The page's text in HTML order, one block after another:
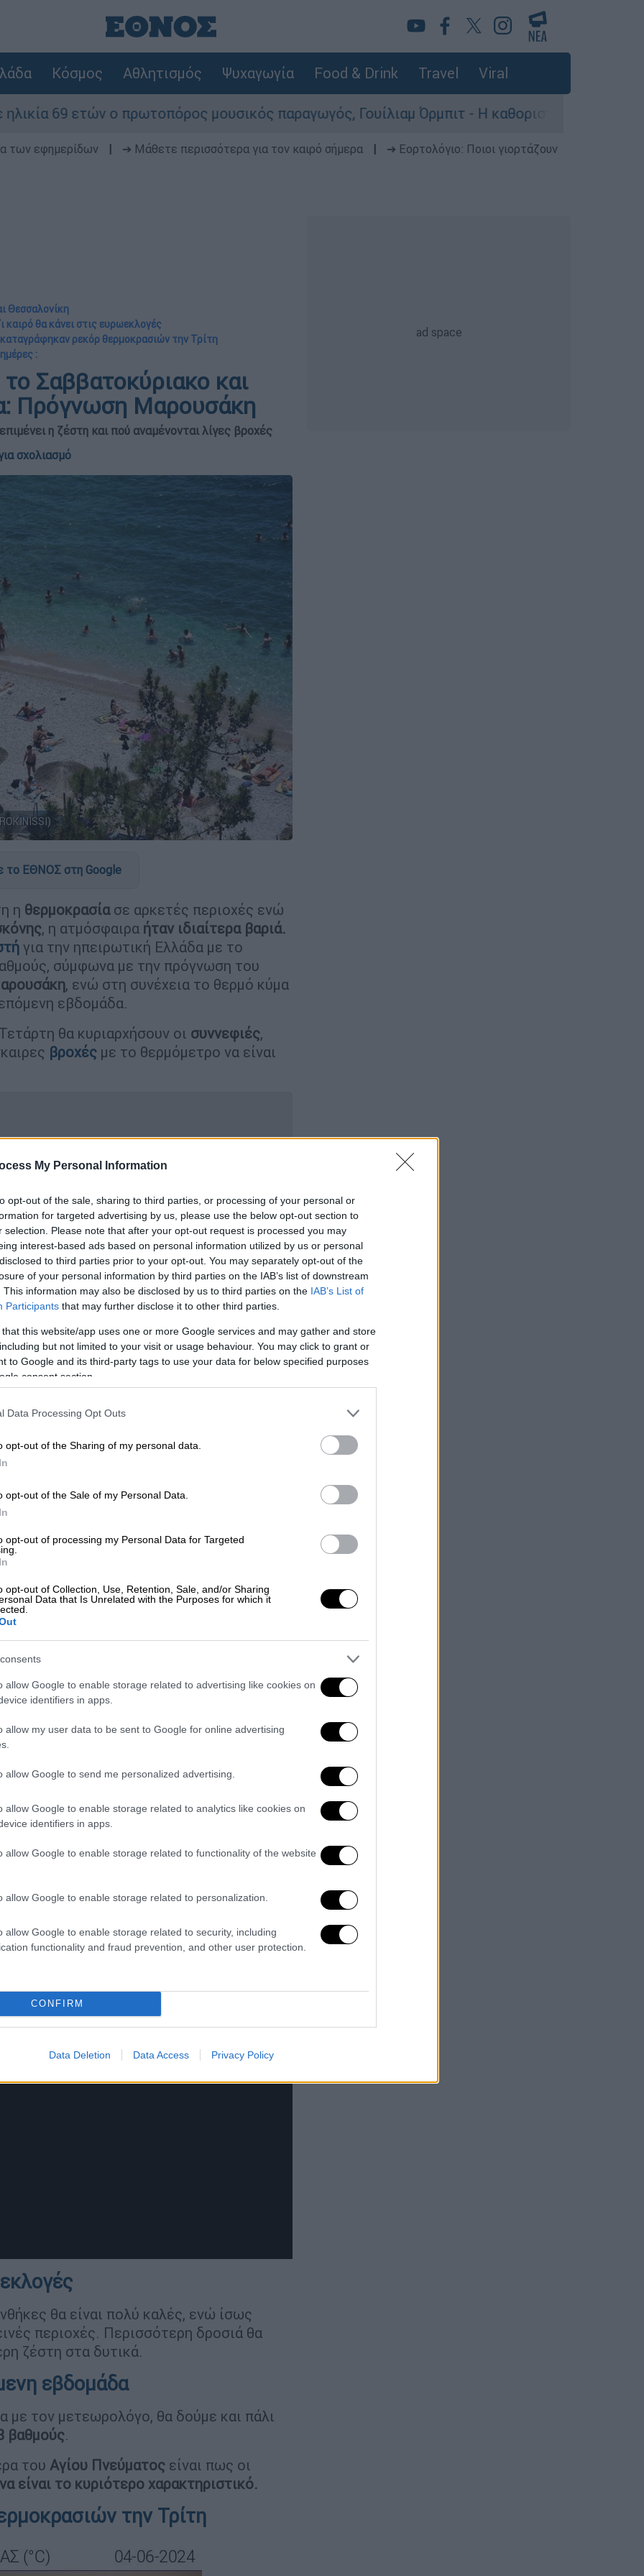
My Personal Information
opt-out of the sale, sharing to third parties, or processing of your personal or
for targeted advertising by us, please use the below opt-out section to
selection. Please note that after your opt-out request is processed you may
interest-based ads based on personal information utilized by us or personal
to third parties prior to your opt-out. You may separately opt-out of the
of your personal information by third parties on the IAB’s list of downstream
This information may also be disclosed by us to third parties on the IAB’s List of
Participants that may further disclose it to other third parties.
that this website/app uses one or more Google services and may gather and store
but not limited to your visit or usage behaviour. You may click to grant or
to Google and its third-party tags to use your data for below specified purposes
consent section.
Data Processing Opt Outs
opt-out of the Sharing of my personal data.
opt-out of the Sale of my Personal Data.
opt-out of processing my Personal Data for Targeted
opt-out of Collection, Use, Retention, Sale, and/or Sharing
Data that Is Unrelated with the Purposes for which it
allow Google to enable storage related to advertising like cookies on
identifiers in apps.
allow my user data to be sent to Google for online advertising
allow Google to send me personalized advertising.
allow Google to enable storage related to analytics like cookies on
identifiers in apps.
allow Google to enable storage related to functionality of the website
allow Google to enable storage related to personalization.
allow Google to enable storage related to security, including
functionality and fraud prevention, and other user protection.
CONFIRM
Data Deletion Data Access Privacy Policy
Κόσμος Αθλητισμός Ψυχαγωγία Food & Drink Travel Viral
πρωτοπόρος μουσικός παραγωγός, Γουίλιαμ Όρμπιτ - Η καθοριστική συμβολή του στο «Ray of
των εφημερίδων ➔ Μάθετε περισσότερα για τον καιρό σήμερα
➔ Εορτολόγιο: Ποιοι γιορτάζουν
Θεσσαλονίκη
καιρό θα κάνει στις ευρωεκλογές
ρεκόρ θερμοκρασιών την Τρίτη
:
Σαββατοκύριακο και
Πρόγνωση Μαρουσάκη
η ζέστη και πού αναμένονται λίγες βροχές
σχολιασμό
το ΕΘΝΟΣ στη Google
η θερμοκρασίασε αρκετές περιοχές ενώ
, η ατμόσφαιρα ήταν ιδιαίτερα βαριά.
για την ηπειρωτική Ελλάδα με το
σύμφωνα με την πρόγνωση του
, ενώ στη συνέχεια το θερμό κύμα
εβδομάδα.
θα κυριαρχήσουν οι συννεφιές,
βροχές με το θερμόμετρο να είναι
ο Κλέαρχος Μαρουσάκης
καταγράφηκαν την Τρίτη
Θεσσαλονίκη
οι αραιές συννεφιές, ενώ ηαφρικανική
στη συνέχεια. Οι άνεμοι θα στραφούν
στα δυτικά – βορειοδυτικά και θα
συννεφιές ενώ προς απογευματινές ώρες
ασθενείς, με μέτριες εντάσεις ενώ ο
βαθμούς.
θερμοκρασίας
με τον Κλέαρχο Μαρουσάκη, η ημέρα
συνθήκες αλλά από το
με την ζέστη να υποχωρεί, ενώ
κοντά στα 6-7 μποφόρ, με την ζέστη να
35-36άρια στα δυτικά ηπειρωτικά
θα είναι πολύ καλές, ενώ ίσως
περιοχές. Περισσότερη δροσιά θα
ζέστη στα δυτικά.
εβδομάδα
τον μετεωρολόγο, θα δούμε και πάλι
βαθμούς.
του Αγίου Πνεύματος είναι πως οι
είναι το κυριότερο χαρακτηριστικό.
την Τρίτη